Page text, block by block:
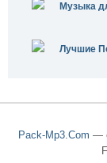
Музыка
Лучшие
Pack-Mp3.Com —